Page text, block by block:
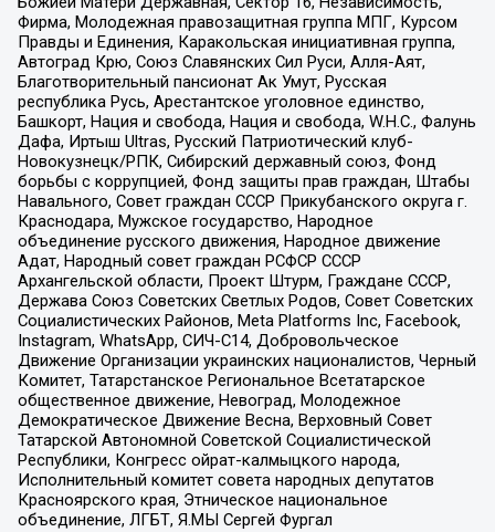
Фирма, Молодежная правозащитная группа МПГ, Курсом
Правды и Единения, Каракольская инициативная группа,
Автоград Крю, Союз Славянских Сил Руси, Алля-Аят,
Благотворительный пансионат Ак Умут, Русская
республика Русь, Арестантское уголовное единство,
Башкорт, Нация и свобода, Нация и свобода, W.H.С., Фалунь
Дафа, Иртыш Ultras, Русский Патриотический клуб-
Новокузнецк/РПК, Сибирский державный союз, Фонд
борьбы с коррупцией, Фонд защиты прав граждан, Штабы
Навального, Совет граждан СССР Прикубанского округа г.
Краснодара, Мужское государство, Народное
объединение русского движения, Народное движение
Адат, Народный совет граждан РСФСР СССР
Архангельской области, Проект Штурм, Граждане СССР,
Держава Союз Советских Светлых Родов, Совет Советских
Социалистических Районов, Meta Platforms Inc, Facebook,
Instagram, WhatsApp, СИЧ-С14, Добровольческое
Движение Организации украинских националистов, Черный
Комитет, Татарстанское Региональное Всетатарское
общественное движение, Невоград, Молодежное
Демократическое Движение Весна, Верховный Совет
Татарской Автономной Советской Социалистической
Республики, Конгресс ойрат-калмыцкого народа,
Исполнительный комитет совета народных депутатов
Красноярского края, Этническое национальное
объединение, ЛГБТ, Я.МЫ Сергей Фургал